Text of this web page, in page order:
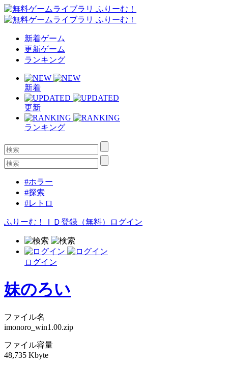
新着ゲーム
更新ゲーム
ランキング
新着
更新
ランキング
#ホラー
#探索
#レトロ
ふりーむ！ＩＤ登録（無料） ログイン
ログイン
妹のろい
ファイル名
imonoro_win1.00.zip
ファイル容量
48,735 Kbyte